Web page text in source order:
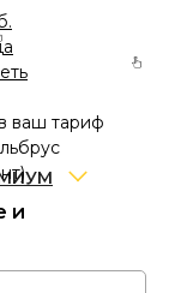
ваш тариф
обязательных
по скидке 30
в палатке – 17
и